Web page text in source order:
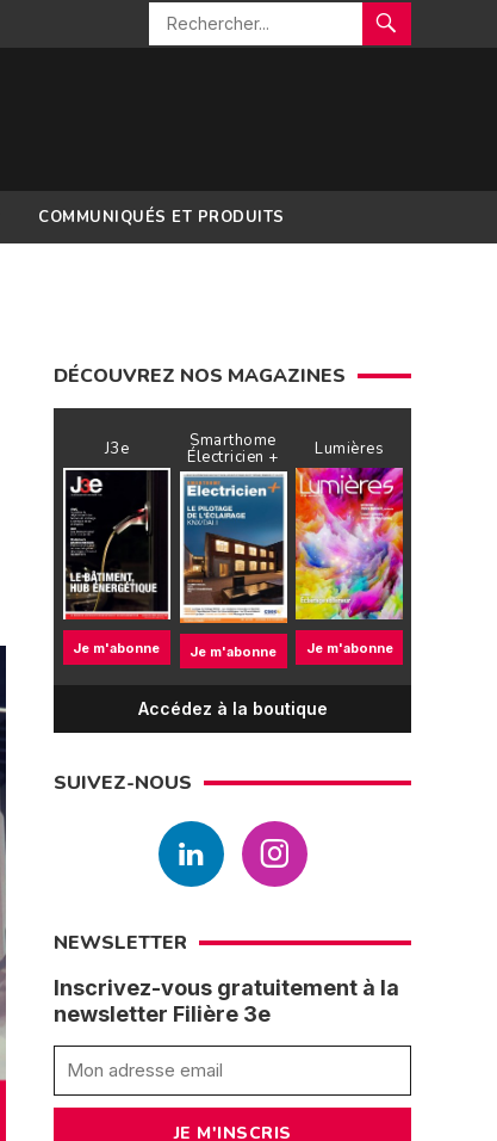
COMMUNIQUÉS ET PRODUITS
DÉCOUVREZ NOS MAGAZINES
J3e
Je m'abonne
Smarthome
Électricien +
Je m'abonne
Lumières
Je m'abonne
Accédez à la boutique
SUIVEZ-NOUS
NEWSLETTER
Inscrivez-vous gratuitement à la
newsletter Filière 3e